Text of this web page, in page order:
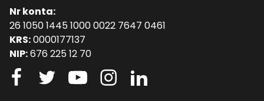
Nr konta:
26 1050 1445 1000 0022 7647 0461
KRS:0000177137
NIP:676 225 12 70